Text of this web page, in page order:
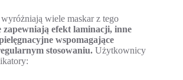
wiele maskar z tego
zapewniają efekt laminacji, inne
wspomagające
stosowaniu. Użytkownicy